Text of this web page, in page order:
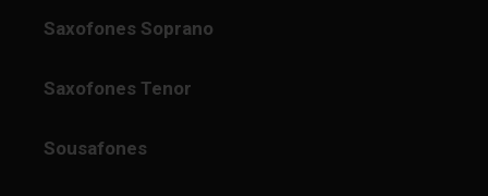
Saxofones Soprano
Saxofones Tenor
Sousafones